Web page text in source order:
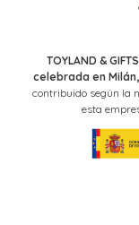
TOYLAND &
celebrada en
contribuido según la
esta